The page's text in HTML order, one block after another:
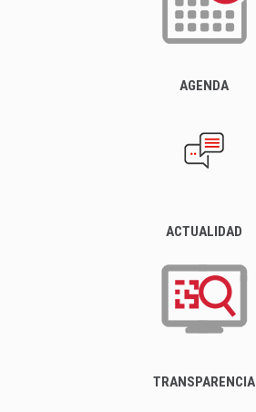
AGENDA
ACTUALIDAD
TRANSPARENCIA